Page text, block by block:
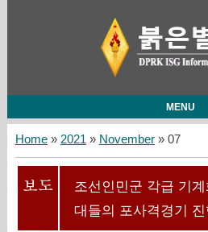
MENU
Home» 2021 » November » 07
조선인민군 각급 기
대들의 포사격경기 진